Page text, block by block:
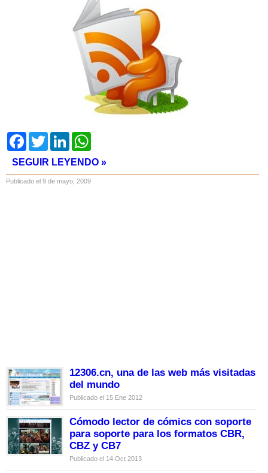
FacebookTwitter LinkedIn
SEGUIR LEYENDO »
Publicado el 9 de mayo, 2009
12306.cn, una de las web más visitadas
del mundo
Publicado el 15 Ene 2012
Cómodo lector de cómics con soporte
para soporte para los formatos CBR,
CBZ y CB7
Publicado el 14 Oct 2013